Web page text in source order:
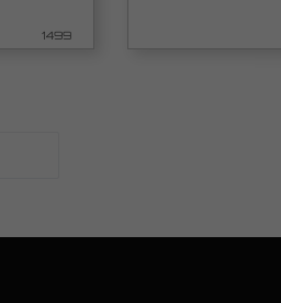
1499